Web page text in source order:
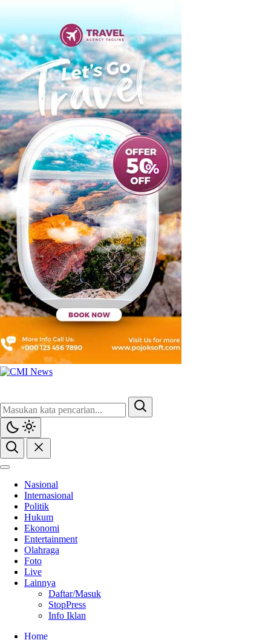
Nasional
Internasional
Politik
Hukum
Ekonomi
Entertainment
Olahraga
Foto
Live
Lainnya
Daftar/Masuk
StopPress
Info Iklan
Home